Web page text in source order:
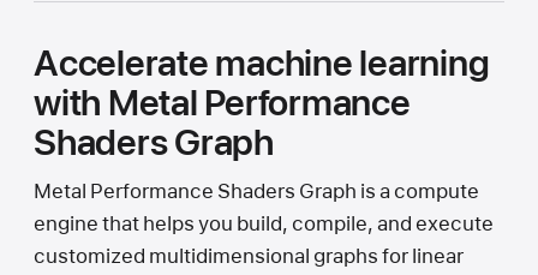
Accelerate machine learning
with Metal Performance
Shaders Graph
Metal Performance Shaders Graph is a compute
engine that helps you build, compile, and execute
customized multidimensional graphs for linear